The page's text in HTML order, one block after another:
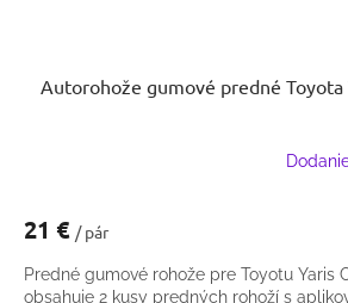
Autorohože gumové predné Toyota
21 € / pár
Predné gumové rohože pre Toyotu Yaris
obsahuje 2 kusy predných rohoží s